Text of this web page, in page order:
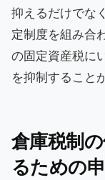
抑えるだけでな
定制度を組み合
の固定資産税に
を抑制すること
倉庫税制
るための